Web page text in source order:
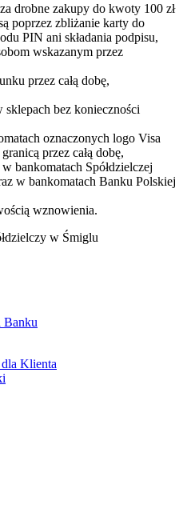
drobne zakupy do kwoty 100 zł
poprzez zbliżanie karty do
PIN ani składania podpisu,
wskazanym przez
przez całą dobę,
sklepach bez konieczności
oznaczonych logo Visa
przez całą dobę,
bankomatach Spółdzielczej
w bankomatach Banku Polskiej
wznowienia.
w Śmiglu
Banku
Klienta